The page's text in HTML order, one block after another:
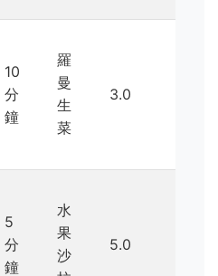
10
分
鐘
羅
曼
生
菜
3.0
5
分
鐘
水
果
沙
5.0